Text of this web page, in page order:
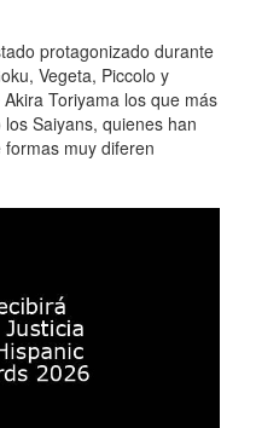
protagonizado durante
Vegeta, Piccolo y
Toriyama los que más
Saiyans, quienes han
muy diferen